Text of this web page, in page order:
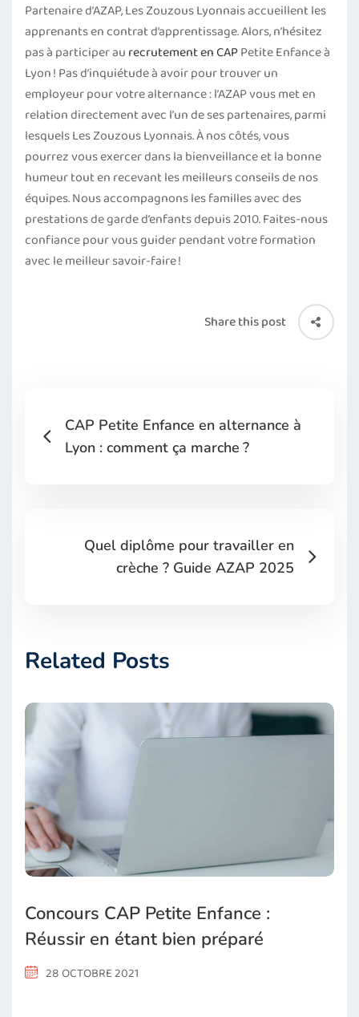
Partenaire d’AZAP, Les Zouzous Lyonnais accueillent les
apprenants en contrat d’apprentissage. Alors, n’hésitez
pas à participer au recrutement en CAPPetite Enfance à
Lyon ! Pas d’inquiétude à avoir pour trouver un
employeur pour votre alternance : l’AZAP vous met en
relation directement avec l’un de ses partenaires, parmi
lesquels Les Zouzous Lyonnais. À nos côtés, vous
pourrez vous exercer dans la bienveillance et la bonne
humeur tout en recevant les meilleurs conseils de nos
équipes. Nous accompagnons les familles avec des
prestations de garde d’enfants depuis 2010. Faites-nous
confiance pour vous guider pendant votre formation
avec le meilleur savoir-faire !
Share this post
CAP Petite Enfance en alternance à
Lyon : comment ça marche ?
Quel diplôme pour travailler en
crèche ? Guide AZAP 2025
Related Posts
Concours CAP Petite Enfance :
Réussir en étant bien préparé
28 OCTOBRE 2021